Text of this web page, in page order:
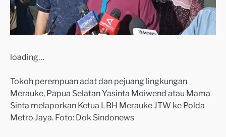
loading…
Tokoh perempuan adat dan pejuang lingkungan
Merauke, Papua Selatan Yasinta Moiwend atau Mama
Sinta melaporkan Ketua LBH Merauke JTW ke Polda
Metro Jaya. Foto: Dok Sindonews